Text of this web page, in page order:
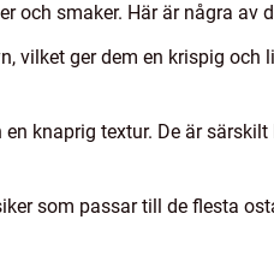
och smaker. Här är några av
vilket ger dem en krispig och
knaprig textur. De är
som passar till de flesta